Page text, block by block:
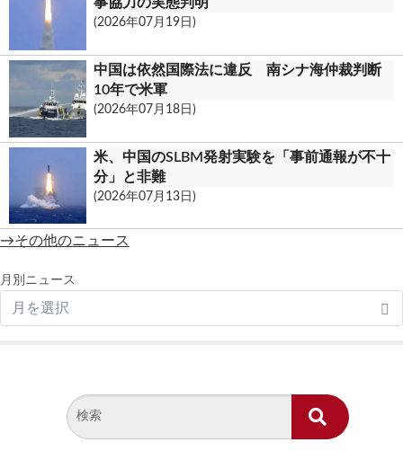
事協力の実態判明
(2026年07月19日)
中国は依然国際法に違反 南シナ海仲裁判断
10年で米軍
(2026年07月18日)
米、中国のSLBM発射実験を「事前通報が不十
分」と非難
(2026年07月13日)
→その他のニュース
月別ニュース